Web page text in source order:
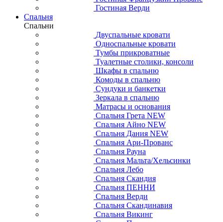
Гостиная Верди
Спальня
Спальни
Двуспальные кровати
Односпальные кровати
Тумбы прикроватные
Туалетные столики, консоли
Шкафы в спальню
Комоды в спальню
Сундуки и банкетки
Зеркала в спальню
Матрасы и основания
Спальня Грета NEW
Спальня Айно NEW
Спальня Дания NEW
Спальня Ари-Прованс
Спальня Рауна
Спальня Мальта/Хельсинки
Спальня Лебо
Спальня Скандия
Спальня ПЕННИ
Спальня Верди
Спальня Скандинавия
Спальня Викинг